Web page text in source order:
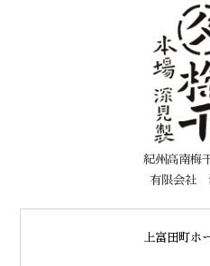
紀州高南梅
有限会社
上富田町ホ